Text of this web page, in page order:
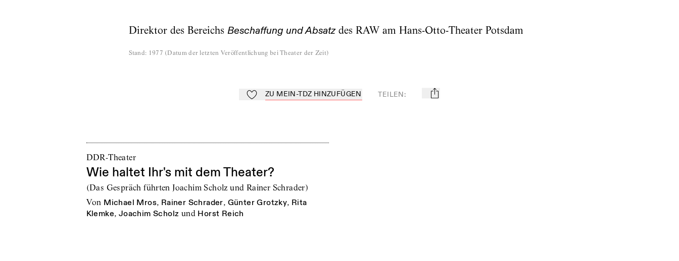
Direktor des Bereichs Beschaffung und Absatzdes RAW am Hans-Otto-Theater Potsdam
Stand: 1977 (Datum der letzten Veröffentlichung bei Theater der Zeit)
Zu Mein-TdZ hinzufügen
ZU MEIN-TDZ HINZUFÜGEN TEILEN: mail
DDR-Theater
Wie haltet Ihr's mit dem Theater?
(Das Gespräch führten Joachim Scholz und Rainer Schrader)
von Michael Mros, Rainer Schrader, Günter Grotzky, Rita
Klemke, Joachim Scholz und Horst Reich